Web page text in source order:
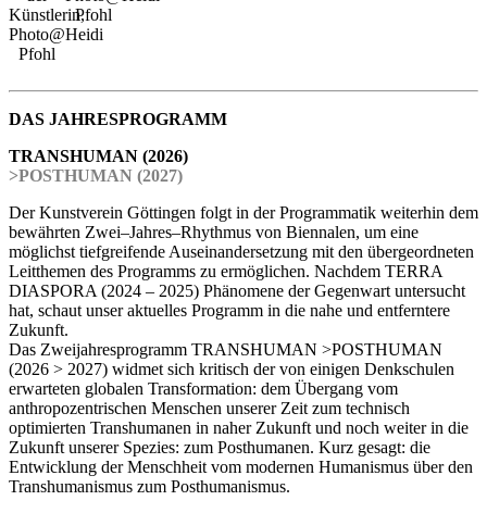
Künstlerin,
Photo@Heidi
Pfohl
Pfohl
DAS JAHRESPROGRAMM
TRANSHUMAN (2026)
>POSTHUMAN (2027)
Der Kunstverein Göttingen folgt in der Programmatik weiterhin dem
bewährten Zwei–Jahres–Rhythmus von Biennalen, um eine
möglichst tiefgreifende Auseinandersetzung mit den übergeordneten
Leitthemen des Programms zu ermöglichen. Nachdem TERRA
DIASPORA (2024 – 2025) Phänomene der Gegenwart untersucht
hat, schaut unser aktuelles Programm in die nahe und entferntere
Zukunft.
Das Zweijahresprogramm TRANSHUMAN >POSTHUMAN
(2026 > 2027) widmet sich kritisch der von einigen Denkschulen
erwarteten globalen Transformation: dem Übergang vom
anthropozentrischen Menschen unserer Zeit zum technisch
optimierten Transhumanen in naher Zukunft und noch weiter in die
Zukunft unserer Spezies: zum Posthumanen. Kurz gesagt: die
Entwicklung der Menschheit vom modernen Humanismus über den
Transhumanismus zum Posthumanismus.